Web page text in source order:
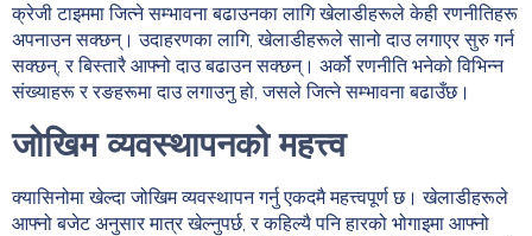
क्रेजी टाइममा जित्ने सम्भावना बढाउनका लागि खेलाडीहरूले केही रणनीतिहरू
अपनाउन सक्छन्। उदाहरणका लागि, खेलाडीहरूले सानो दाउ लगाएर सुरु गर्न
सक्छन्, र बिस्तारै आफ्नो दाउ बढाउन सक्छन्। अर्को रणनीति भनेको विभिन्न
संख्याहरू र रङहरूमा दाउ लगाउनु हो, जसले जित्ने सम्भावना बढाउँछ।
जोखिम व्यवस्थापनको महत्त्व
क्यासिनोमा खेल्दा जोखिम व्यवस्थापन गर्नु एकदमै महत्त्वपूर्ण छ। खेलाडीहरूले
आफ्नो बजेट अनुसार मात्र खेल्नुपर्छ, र कहिल्यै पनि हारको भोगाइमा आफ्नो